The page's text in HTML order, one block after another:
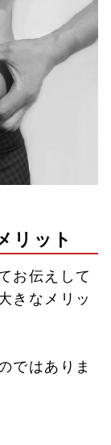
リット
お伝えして
きなメリッ
ではありま